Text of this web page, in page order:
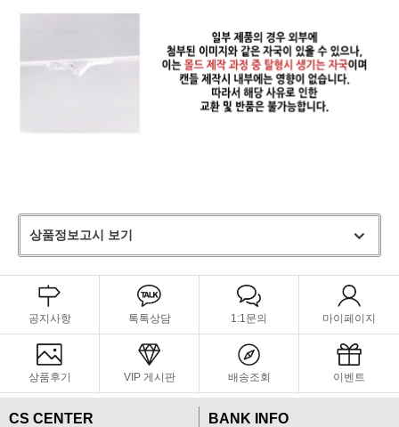
상품정보고시 보기
공지사항 톡톡상담 1:1문의 마이페이지
상품후기 VIP 게시판 배송조회 이벤트
CS CENTER BANK INFO